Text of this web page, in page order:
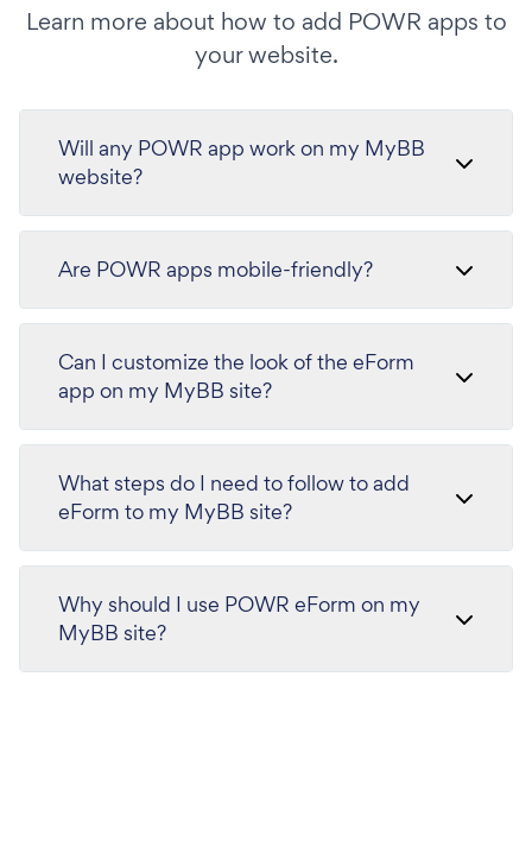
Learn more about how to add POWR apps to
your website.
Will any POWR app work on my MyBB
website?
Are POWR apps mobile-friendly?
Can I customize the look of the eForm
app on my MyBB site?
What steps do I need to follow to add
eForm to my MyBB site?
Why should I use POWR eForm on my
MyBB site?